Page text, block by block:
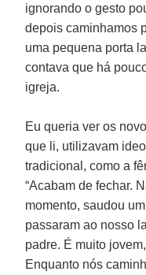
ignorando o gesto
depois caminhamos
uma pequena porta
contava que há
igreja.
Eu queria ver os
que li, utilizavam
tradicional, como a
“Acabam de fechar.
momento, saudou
passaram ao nosso
padre. É muito
Enquanto nós